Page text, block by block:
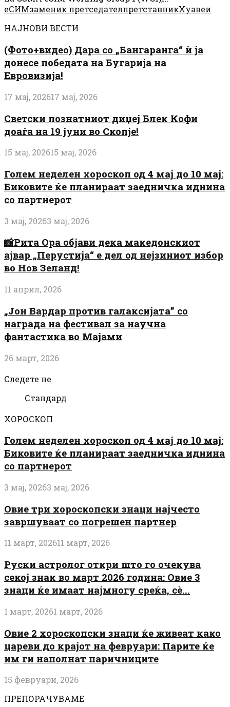
еСИМзаменик претседателпретставникХуавеи
НАЈНОВИ ВЕСТИ
(Фото+видео) Дара со „Бангаранга“ ѝ ја
донесе победата на Бугарија на
Евровизија!
17 мај, 202617 мај, 2026
Светски познатниот диџеј Блек Кофи
доаѓа на 19 јуни во Скопје!
15 мај, 202615 мај, 2026
Голем неделен хороскоп од 4 мај до 10 мај:
Биковите ќе планираат заедничка иднина
со партнерот
3 мај, 20263 мај, 2026
📸Рита Ора објави дека македонскиот
ајвар „Перустија“ е дел од нејзиниот избор
во Нов Зеланд!
11 април, 2026
„Јон Вардар против галаксијата” со
награда на фестивал за научна
фантастика во Мајами
26 март, 2026
Следете не
Стандард
ХОРОСКОП
Голем неделен хороскоп од 4 мај до 10 мај:
Биковите ќе планираат заедничка иднина
со партнерот
3 мај, 20263 мај, 2026
Овие три хороскопски знаци најчесто
завршуваат со погрешен партнер
11 март, 202611 март, 2026
Руски астролог откри што го очекува
секој знак во март 2026 година: Овие 3
знаци ќе имаат најмногу среќа, сè...
1 март, 20261 март, 2026
Овие 2 хороскопски знаци ќе живеат како
цареви до крајот на февруари: Парите ќе
им ги наполнат паричниците
15 февруари, 2026
ПРЕПОРАЧУВАМЕ